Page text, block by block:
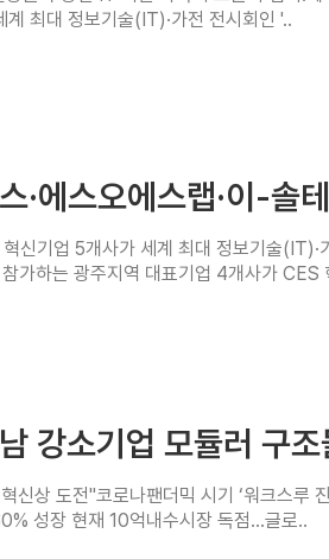
최대 정보기술(IT)·가전 전시회인 '..
·에스오에스랩·이-솔
신기업 5개사가 세계 최대 정보기술
가하는 광주지역 대표기업 4개사가 CES
강소기업 모듈러 구
신상 도전"코로나팬더믹 시기 ‘워크스루
성장 현재 10억내수시장 독점...글로..